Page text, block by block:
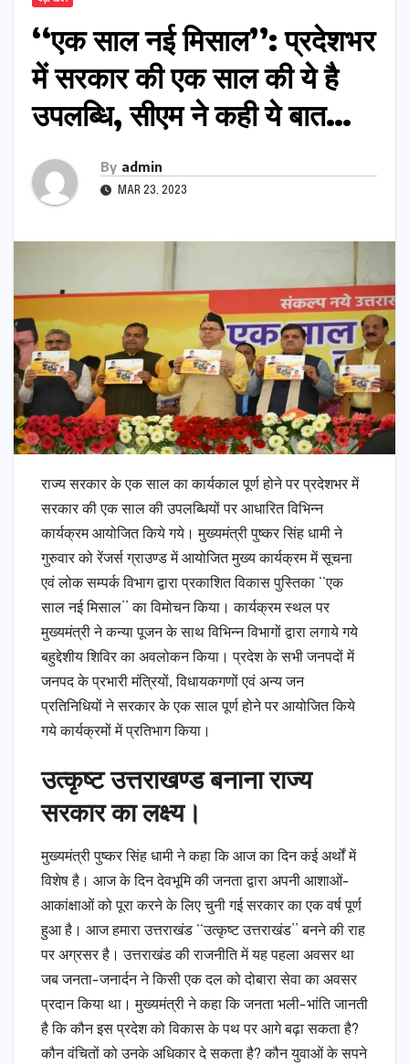
‘‘एक साल नई मिसाल’’: प्रदेशभर
में सरकार की एक साल की ये है
उपलब्धि, सीएम ने कही ये बात…
By admin
MAR 23, 2023
राज्य सरकार के एक साल का कार्यकाल पूर्ण होने पर प्रदेशभर में
सरकार की एक साल की उपलब्धियों पर आधारित विभिन्न
कार्यक्रम आयोजित किये गये। मुख्यमंत्री पुष्कर सिंह धामी ने
गुरुवार को रेंजर्स ग्राउण्ड में आयोजित मुख्य कार्यक्रम में सूचना
एवं लोक सम्पर्क विभाग द्वारा प्रकाशित विकास पुस्तिका ‘‘एक
साल नई मिसाल’’ का विमोचन किया। कार्यक्रम स्थल पर
मुख्यमंत्री ने कन्या पूजन के साथ विभिन्न विभागों द्वारा लगाये गये
बहुद्देशीय शिविर का अवलोकन किया। प्रदेश के सभी जनपदों में
जनपद के प्रभारी मंत्रियों, विधायकगणों एवं अन्य जन
प्रतिनिधियों ने सरकार के एक साल पूर्ण होने पर आयोजित किये
गये कार्यक्रमों में प्रतिभाग किया।
उत्कृष्ट उत्तराखण्ड बनाना राज्य
सरकार का लक्ष्य।
मुख्यमंत्री पुष्कर सिंह धामी ने कहा कि आज का दिन कई अर्थों में
विशेष है। आज के दिन देवभूमि की जनता द्वारा अपनी आशाओं-
आकांक्षाओं को पूरा करने के लिए चुनी गई सरकार का एक वर्ष पूर्ण
हुआ है। आज हमारा उत्तराखंड ‘‘उत्कृष्ट उत्तराखंड’’ बनने की राह
पर अग्रसर है। उत्तराखंड की राजनीति में यह पहला अवसर था
जब जनता-जनार्दन ने किसी एक दल को दोबारा सेवा का अवसर
प्रदान किया था। मुख्यमंत्री ने कहा कि जनता भली-भांति जानती
है कि कौन इस प्रदेश को विकास के पथ पर आगे बढ़ा सकता है?
कौन वंचितों को उनके अधिकार दे सकता है? कौन युवाओं के सपने